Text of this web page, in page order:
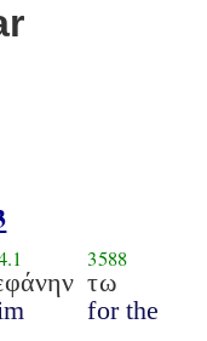
3588
τω
for the